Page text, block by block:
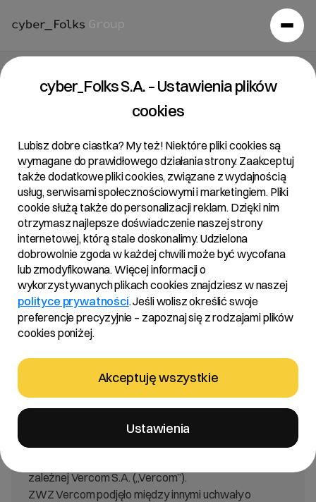
Raport bieżący 18/2020
Temat:
Podjęcie uchwały przez Zwyczajne Walne
Zgromadzenie spółki zależnej Vercom S.A. o podziale
zysku za 2019 rok obrotowy oraz skupie akcji
własnych w celu umorzenia
Podstawa prawna:
Art. 17 ust. 1 MAR – informacje poufne.
Zarząd R22 S.A. z siedzibą w Poznaniu „Spółka”
zależnej Vercom S.A. („Vercom”).
ZWZ Vercom podjęło między innymi uchwały o
cyber_Folks S.A. – Ustawienia plików
cookies
Lubisz dobre ciastka? My też! Niektóre pliki cookies są
wymagane do prawidłowego działania strony. Zaakceptuj
także dodatkowe pliki cookies, związane z wydajnością
usług, serwisami społecznościowymi i marketingiem. Pliki
cookie służą także do personalizacji reklam. Dzięki nim
otrzymasz najlepsze doświadczenie naszej strony
internetowej, którą stale doskonalimy. Udzielona
dobrowolnie zgoda w każdej chwili może być wycofana
lub zmodyfikowana. Więcej informacji o
wykorzystywanych plikach cookies znajdziesz w naszej
polityce prywatności. Jeśli wolisz określić swoje
preferencje precyzyjnie – zapoznaj się z rodzajami plików
cookies poniżej.
Akceptuję wszystkie
Ustawienia